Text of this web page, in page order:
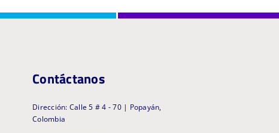
Contáctanos
Dirección: Calle 5 # 4 - 70 | Popayán,
Colombia